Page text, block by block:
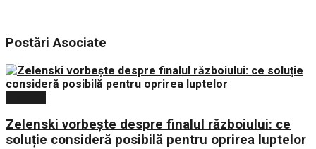
PostăriAsociate
Zelenski vorbește despre finalul războiului: ce
soluție consideră posibilă pentru oprirea luptelor